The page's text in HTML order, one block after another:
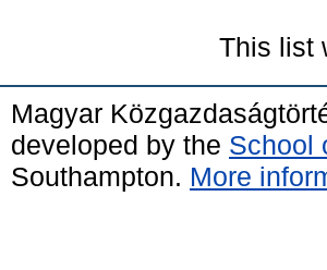
This list
Magyar
developed by the School
Southampton. More